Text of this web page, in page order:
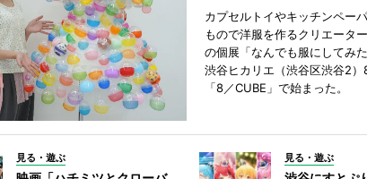
カプセルトイやキッチンペー
もので洋服を作るクリエータ
の個展「なんでも服にしてみ
渋谷ヒカリエ（渋谷区渋谷2
「8／CUBE」で始まった。
見る・遊ぶ 見る・遊ぶ